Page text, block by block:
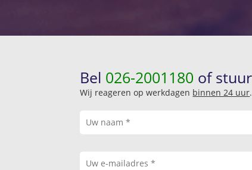
Bel 026-2001180 of
Wij reageren op werkdagen binnen 24 uur